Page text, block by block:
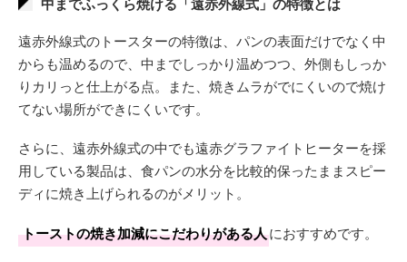
遠赤外線式のトースターの特徴は、パンの表面だけでなく中
からも温めるので、中までしっかり温めつつ、外側もしっか
りカリっと仕上がる点。また、焼きムラがでにくいので焼け
てない場所ができにくいです。
さらに、遠赤外線式の中でも遠赤グラファイトヒーターを採
用している製品は、食パンの水分を比較的保ったままスピー
ディに焼き上げられるのがメリット。
トーストの焼き加減にこだわりがある人におすすめです。